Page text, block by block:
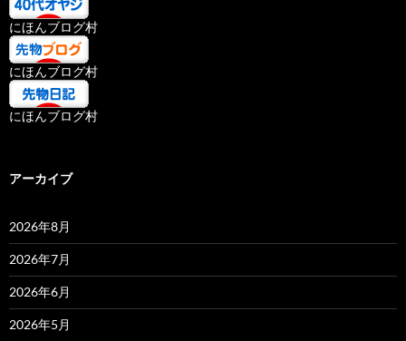
にほんブログ村
にほんブログ村
にほんブログ村
アーカイブ
2026年8月
2026年7月
2026年6月
2026年5月